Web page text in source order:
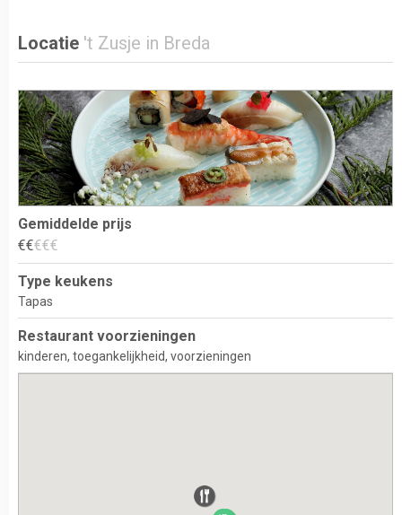
Locatie 't Zusje in Breda
Gemiddelde prijs
€€€€€
Type keukens
Tapas
Restaurant voorzieningen
kinderen toegankelijkheid voorzieningen